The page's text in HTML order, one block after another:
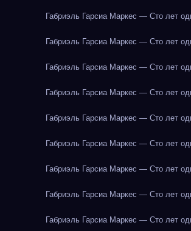
Габриэль Гарсиа Маркес — Сто лет
Габриэль Гарсиа Маркес — Сто лет
Габриэль Гарсиа Маркес — Сто лет
Габриэль Гарсиа Маркес — Сто лет
Габриэль Гарсиа Маркес — Сто лет
Габриэль Гарсиа Маркес — Сто лет
Габриэль Гарсиа Маркес — Сто лет
Габриэль Гарсиа Маркес — Сто лет
Габриэль Гарсиа Маркес — Сто лет